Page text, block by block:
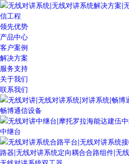
领先优势
产品中心
客户案例
解决方案
服务支持
关于我们
联系我们
畅博通信设备
中继台